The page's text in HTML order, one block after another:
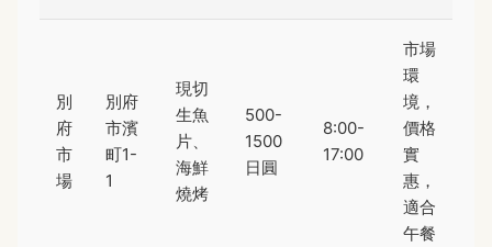
別
府
市
場
別府
市濱
町1-
1
現切
生魚
片、
海鮮
燒烤
500-
1500
日圓
8:00-
17:00
市場
環
境，
價格
實
惠，
適合
午餐